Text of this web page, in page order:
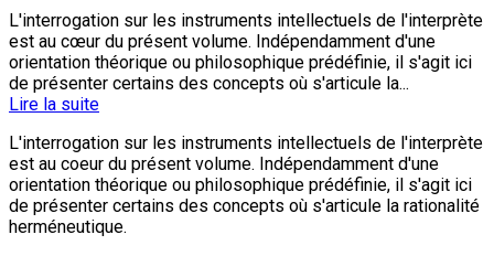
L'interrogation sur les instruments intellectuels de l'interprète
est au cœur du présent volume. Indépendamment d'une
orientation théorique ou philosophique prédéfinie, il s'agit ici
de présenter certains des concepts où s'articule la...
Lire la suite
L'interrogation sur les instruments intellectuels de l'interprète
est au coeur du présent volume. Indépendamment d'une
orientation théorique ou philosophique prédéfinie, il s'agit ici
de présenter certains des concepts où s'articule la rationalité
herméneutique.